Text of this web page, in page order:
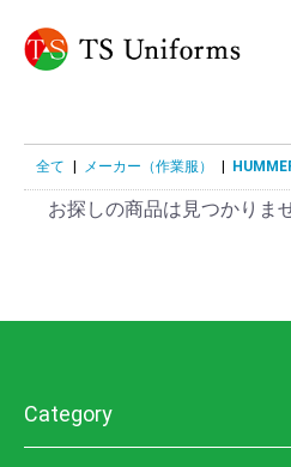
全て メーカー（作業服）
お探しの商品は見つかりま
Category